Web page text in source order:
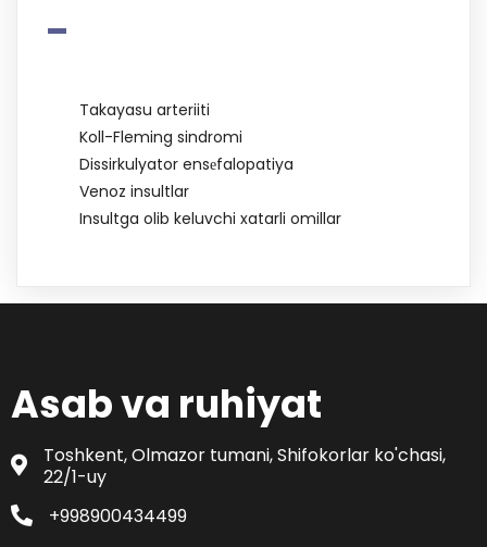
-
Takayasu arteriiti
Koll-Fleming sindromi
Dissirkulyator ensеfalopatiya
Venoz insultlar
Insultga olib keluvchi xatarli omillar
Asab va ruhiyat
Toshkent, Olmazor tumani, Shifokorlar ko'chasi,
22/1-uy
+998900434499